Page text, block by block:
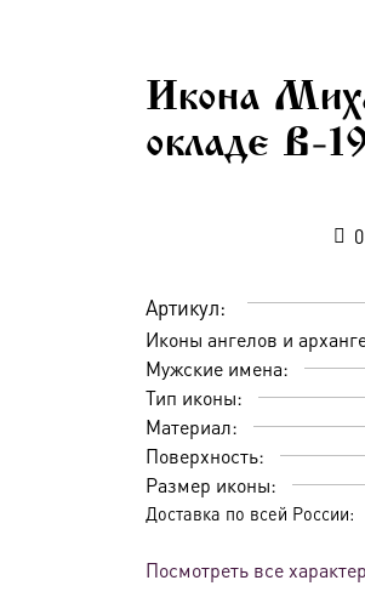
Икона
окладе B-
0
Артикул:
Иконы ангелов и
Мужские имена:
Тип иконы:
Материал:
Поверхность:
Размер иконы:
Доставка по всей России:
Посмотреть все